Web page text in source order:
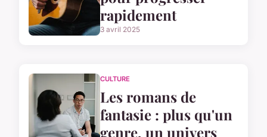
rapidement
3 avril 2025
CULTURE
Les romans de
fantasie : plus qu'un
genre, un univers